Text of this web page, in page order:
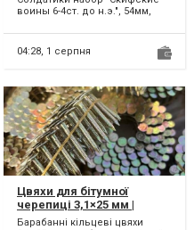
Коллекционные
игрушки
воины 6-4ст. до н.э.", 54мм,
8 фигурок, цвет:...
04:28, 1 серпня
Цвяхи для бітумної
черепиці 3,1×25 мм |
Барабанні кільцеві
Барабанні кільцеві цвяхи